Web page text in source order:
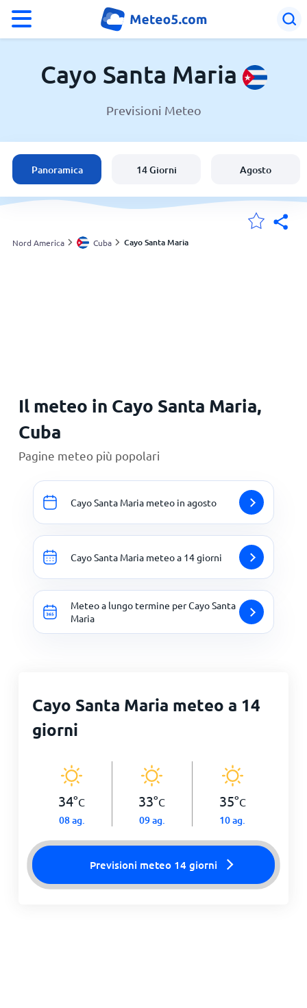
°C
Meteo a Cayo Santa Maria
Cuba
Italia
Svizzera
Cayo Santa Maria
Previsioni Meteo
Panoramica 14 Giorni Agosto
Nord America Cuba Cayo Santa Maria
Il meteo in Cayo Santa Maria,
Cuba
Pagine meteo più popolari
Cayo Santa Maria meteo in agosto
Cayo Santa Maria meteo a 14 giorni
Meteo a lungo termine per Cayo Santa
Maria
Cayo Santa Maria meteo a 14
giorni
34°C
08 ag.
33°C
09 ag.
35°C
10 ag.
Previsioni meteo 14 giorni